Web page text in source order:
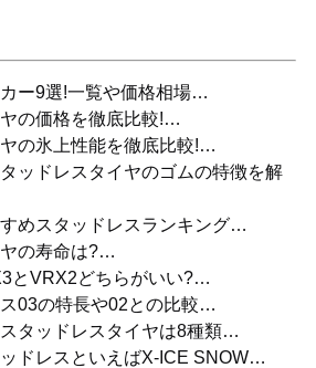
ー9選!一覧や価格相場…
の価格を徹底比較!…
の氷上性能を徹底比較!…
ッドレスタイヤのゴムの特徴を解
めスタッドレスランキング…
の寿命は?…
とVRX2どちらがいい?…
03の特長や02との比較…
タッドレスタイヤは8種類…
ドレスといえばX-ICE SNOW…